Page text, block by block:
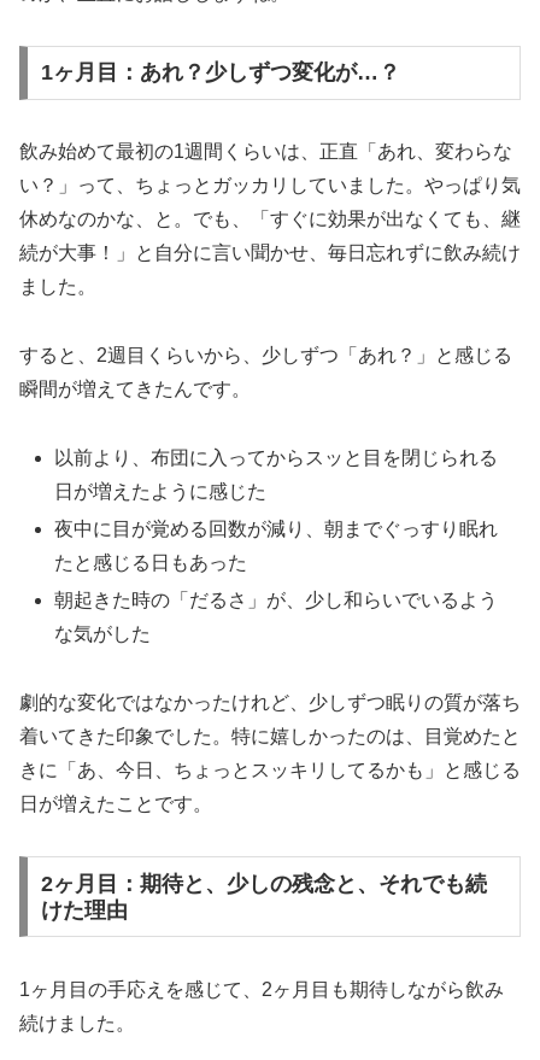
1ヶ月目：あれ？少しずつ変化が…？
飲み始めて最初の1週間くらいは、正直「あれ、変わらな
い？」って、ちょっとガッカリしていました。やっぱり気
休めなのかな、と。でも、「すぐに効果が出なくても、継
続が大事！」と自分に言い聞かせ、毎日忘れずに飲み続け
ました。
すると、2週目くらいから、少しずつ「あれ？」と感じる
瞬間が増えてきたんです。
以前より、布団に入ってからスッと目を閉じられる
日が増えたように感じた
夜中に目が覚める回数が減り、朝までぐっすり眠れ
たと感じる日もあった
朝起きた時の「だるさ」が、少し和らいでいるよう
な気がした
劇的な変化ではなかったけれど、少しずつ眠りの質が落ち
着いてきた印象でした。特に嬉しかったのは、目覚めたと
きに「あ、今日、ちょっとスッキリしてるかも」と感じる
日が増えたことです。
2ヶ月目：期待と、少しの残念と、それでも続
けた理由
1ヶ月目の手応えを感じて、2ヶ月目も期待しながら飲み
続けました。